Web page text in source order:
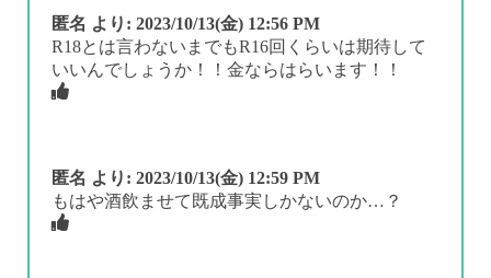
匿名 より: 2023/10/13(金) 12:56 PM
R18とは言わないまでもR16回くらいは期待して
いいんでしょうか！！金ならはらいます！！
匿名 より: 2023/10/13(金) 12:59 PM
もはや酒飲ませて既成事実しかないのか…？